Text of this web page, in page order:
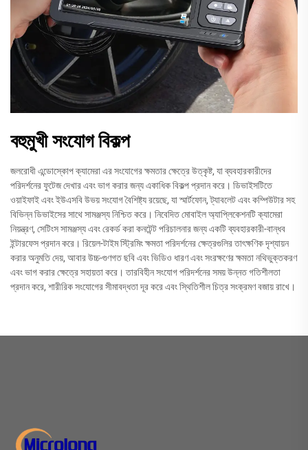
বহুমুখী সংযোগ বিকল্প
জলরোধী এন্ডোস্কোপ ক্যামেরা এর সংযোগের ক্ষমতার ক্ষেত্রে উত্কৃষ্ট, যা ব্যবহারকারীদের
পরিদর্শনের ফুটেজ দেখার এবং ভাগ করার জন্য একাধিক বিকল্প প্রদান করে। ডিভাইসটিতে
ওয়াইফাই এবং ইউএসবি উভয় সংযোগ বৈশিষ্ট্য রয়েছে, যা স্মার্টফোন, ট্যাবলেট এবং কম্পিউটার সহ
বিভিন্ন ডিভাইসের সাথে সামঞ্জস্য নিশ্চিত করে। নিবেদিত মোবাইল অ্যাপ্লিকেশনটি ক্যামেরা
নিয়ন্ত্রণ, সেটিংস সামঞ্জস্য এবং রেকর্ড করা কনটেন্ট পরিচালনার জন্য একটি ব্যবহারকারী-বান্ধব
ইন্টারফেস প্রদান করে। রিয়েল-টাইম স্ট্রিমিং ক্ষমতা পরিদর্শনের ক্ষেত্রগুলির তাৎক্ষণিক দৃশ্যায়ন
করার অনুমতি দেয়, আবার উচ্চ-গুণগত ছবি এবং ভিডিও ধারণ এবং সংরক্ষণের ক্ষমতা নথিভুক্তকরণ
এবং ভাগ করার ক্ষেত্রে সহায়তা করে। তারবিহীন সংযোগ পরিদর্শনের সময় উন্নত গতিশীলতা
প্রদান করে, শারীরিক সংযোগের সীমাবদ্ধতা দূর করে এবং স্থিতিশীল চিত্র সংক্রমণ বজায় রাখে।